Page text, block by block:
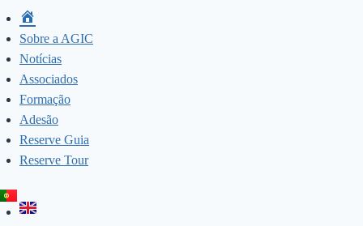
Sobre a AGIC
Notícias
Associados
Formação
Adesão
Reserve Guia
Reserve Tour